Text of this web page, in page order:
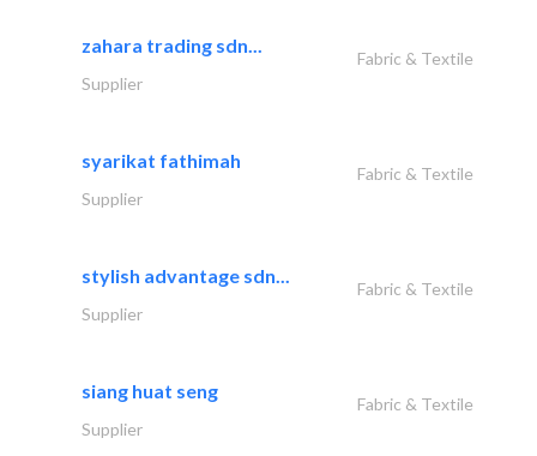
zahara trading sdn...
Fabric & Textile
Supplier
syarikat fathimah
Fabric & Textile
Supplier
stylish advantage sdn...
Fabric & Textile
Supplier
siang huat seng
Fabric & Textile
Supplier